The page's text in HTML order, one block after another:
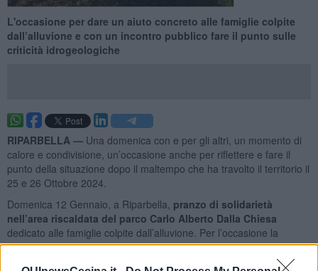
L'occasione per dare un aiuto concreto alle famiglie colpite
dall’alluvione e con un incontro pubblico fare il punto sulle
criticità idrogeologiche
RIPARBELLA — Una domenica con e per gli altri, un momento di
calore e condivisione, un’occasione anche per riflettere e fare il
punto della situazione dopo il maltempo che ha travolto il territorio il
25 e 26 Ottobre 2024.
Domenica 12 Gennaio, a Riparbella, pranzo di solidarietà
nell’area riscaldata del parco Carlo Alberto Dalla Chiesa
dedicato alle famiglie colpite dall’alluvione. Per l’occasione la
Proloco di Riparbella, insieme a Polisportiva Riparbella e Befana
Riparbella, ha pensato un menù speciale, simbolo di speranza e